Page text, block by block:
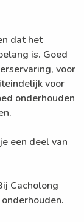
dat het
is. Goed
voor
voor
onderhouden
een deel van
Cacholong